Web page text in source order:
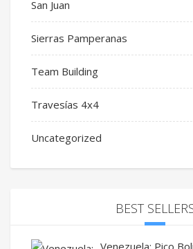
San Juan
Sierras Pamperanas
Team Building
Travesías 4x4
Uncategorized
BEST
Venezuela: Pico